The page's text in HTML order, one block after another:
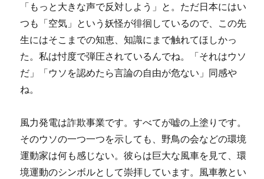
「もっと大きな声で反対しよう」と。ただ日本にはい
つも「空気」という妖怪が徘徊しているので、この先
生にはそこまでの知恵、知識にまで触れてほしかっ
た。私は忖度で弾圧されているんでね。「それはウソ
だ」「ウソを認めたら言論の自由が危ない」同感や
ね。
風力発電は詐欺事業です。すべてが嘘の上塗りです。
そのウソの一つ一つを示しても、野鳥の会などの環境
運動家は何も感じない。彼らは巨大な風車を見て、環
境運動のシンボルとして崇拝しています。風車教とい